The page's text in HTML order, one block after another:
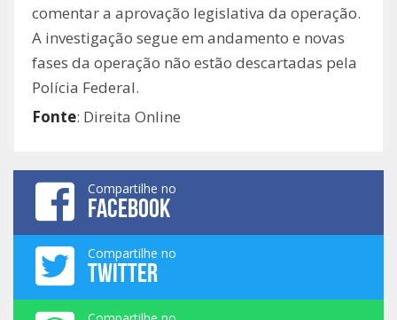
comentar a aprovação legislativa da operação.
A investigação segue em andamento e novas
fases da operação não estão descartadas pela
Polícia Federal.
Fonte: Direita Online
Compartilhe no
FACEBOOK
Compartilhe no
TWITTER